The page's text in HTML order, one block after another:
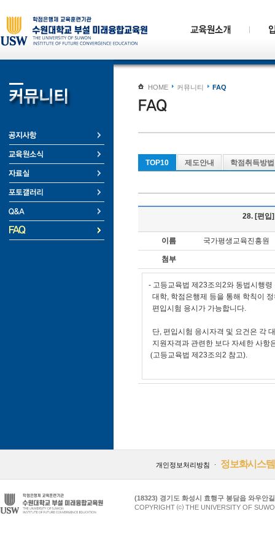
HOME 커뮤니티 FAQ
TOP10 제도안내 학점취득방법
28. [편입
이름 국가평생교육진흥원
첨부
- 고등교육법 제23조의2와 동법시행령
대학, 학점은행제 등을 통해 학칙이
편입시험 응시가 가능합니다.
단, 편입시험 응시자격 및 요건은 각
지원자격과 관련한 보다 자세한 사항
(고등교육법 제23조의2 참고).
개인정보처리방침 ㆍ 정보화시스템
(18323) 경기도 화성시 효행구 봉담읍 와우안
COPYRIGHT ⒞ THE UNIVERSITY OF